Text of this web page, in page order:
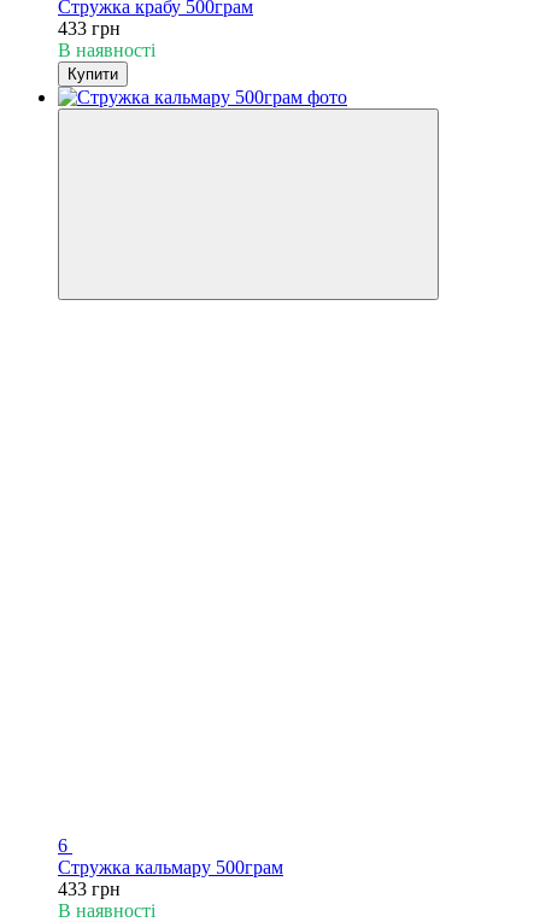
Стружка крабу 500грам
433 грн
В наявності
Купити
6
Стружка кальмару 500грам
433 грн
В наявності